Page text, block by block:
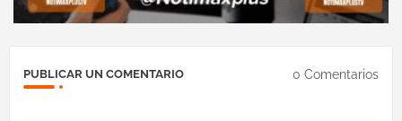
PUBLICAR UN COMENTARIO 0 Comentarios